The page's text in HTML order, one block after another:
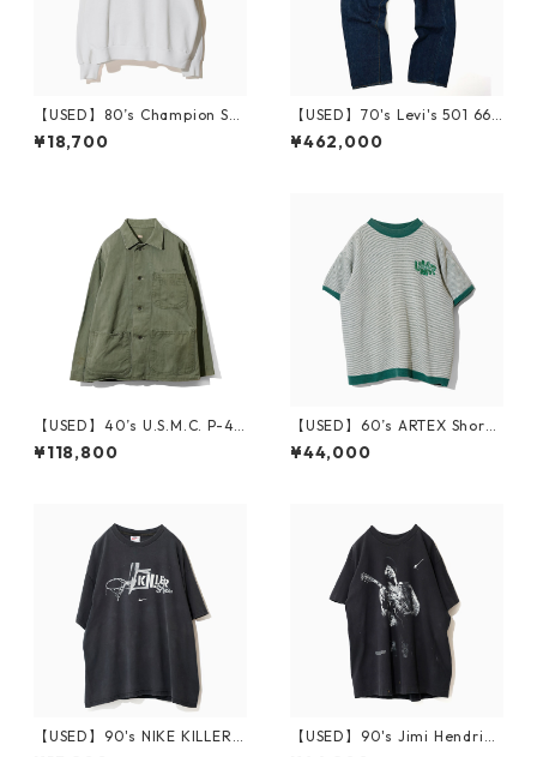
【USED】80’s Champion Sw
eatshirt RUTGERS XXL
¥18,700
【USED】70's Levi's 501 66
Single Sleek Stamp 実寸 W3
4 L28
¥462,000
【USED】40’s U.S.M.C. P-41
HBT Jacket
¥118,800
【USED】60’s ARTEX Short-
Sleeve Sweatshirt UMR XL
¥44,000
【USED】90's NIKE KILLER S
【USED】90's Jimi Hendrix